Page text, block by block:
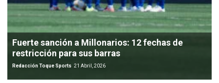
Fuerte sanción a Millonarios: 12 fechas de
restricción para sus barras
Redacción Toque Sports 21 Abril, 2026